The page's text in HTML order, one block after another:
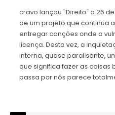
cravo lançou "Direito" a 26
de um projeto que continua
entregar canções onde a
licença. Desta vez, a
interna, quase paralisante,
que significa fazer as coisas
passa por nós parece